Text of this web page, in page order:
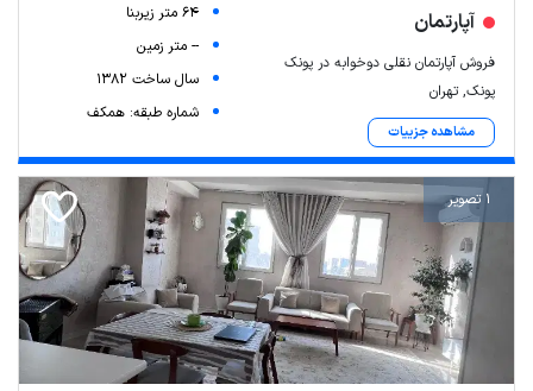
آپارتمان
فروش آپارتمان نقلی دوخوابه در پونک
پونک, تهران
مشاهده جزییات
64 متر زیربنا
-- متر زمین
سال ساخت 1382
شماره طبقه: همکف
1 تصویر